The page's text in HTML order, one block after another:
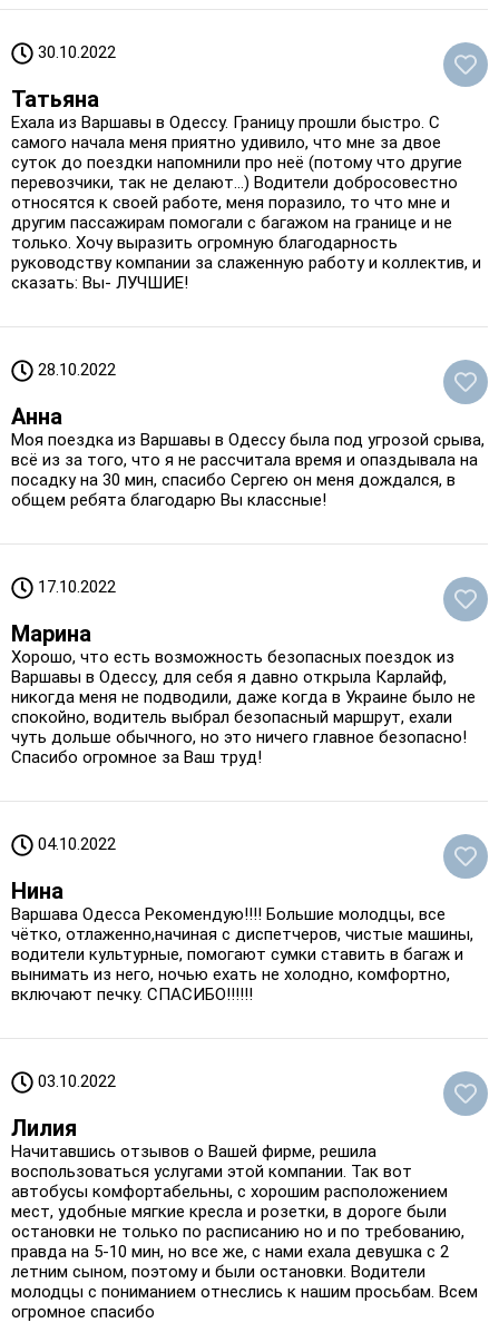
30.10.2022
Татьяна
Ехала из Варшавы в Одессу. Границу прошли быстро. С
самого начала меня приятно удивило, что мне за двое
суток до поездки напомнили про неё (потому что другие
перевозчики, так не делают...) Водители добросовестно
относятся к своей работе, меня поразило, то что мне и
другим пассажирам помогали с багажом на границе и не
только. Хочу выразить огромную благодарность
руководству компании за слаженную работу и коллектив, и
сказать: Вы- ЛУЧШИЕ!
28.10.2022
Анна
Моя поездка из Варшавы в Одессу была под угрозой срыва,
всё из за того, что я не рассчитала время и опаздывала на
посадку на 30 мин, спасибо Сергею он меня дождался, в
общем ребята благодарю Вы классные!
17.10.2022
Марина
Хорошо, что есть возможность безопасных поездок из
Варшавы в Одессу, для себя я давно открыла Карлайф,
никогда меня не подводили, даже когда в Украине было не
спокойно, водитель выбрал безопасный маршрут, ехали
чуть дольше обычного, но это ничего главное безопасно!
Спасибо огромное за Ваш труд!
04.10.2022
Нина
Варшава Одесса Рекомендую!!!! Большие молодцы, все
чётко, отлаженно,начиная с диспетчеров, чистые машины,
водители культурные, помогают сумки ставить в багаж и
вынимать из него, ночью ехать не холодно, комфортно,
включают печку. СПАСИБО!!!!!!
03.10.2022
Лилия
Начитавшись отзывов о Вашей фирме, решила
воспользоваться услугами этой компании. Так вот
автобусы комфортабельны, с хорошим расположением
мест, удобные мягкие кресла и розетки, в дороге были
остановки не только по расписанию но и по требованию,
правда на 5-10 мин, но все же, с нами ехала девушка с 2
летним сыном, поэтому и были остановки. Водители
молодцы с пониманием отнеслись к нашим просьбам. Всем
огромное спасибо